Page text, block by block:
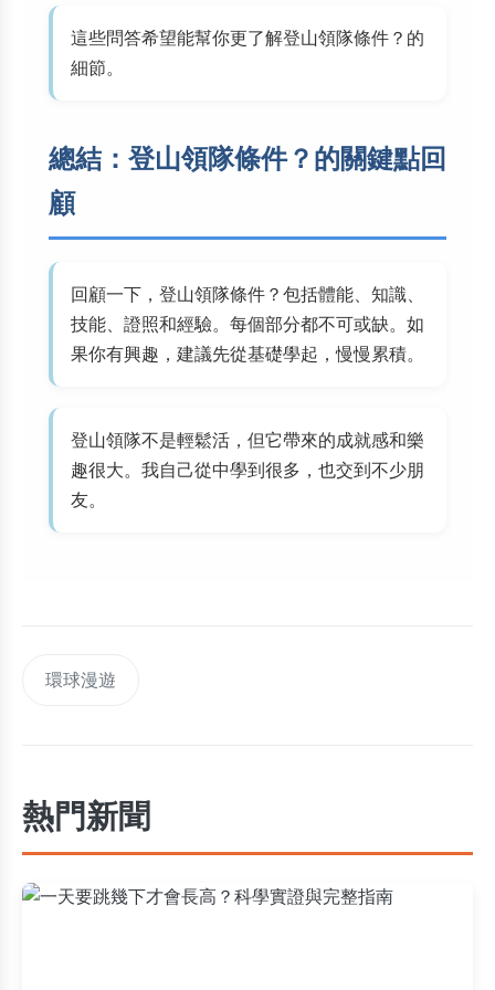
這些問答希望能幫你更了解登山領隊條件？的
細節。
總結：登山領隊條件？的關鍵點回
顧
回顧一下，登山領隊條件？包括體能、知識、
技能、證照和經驗。每個部分都不可或缺。如
果你有興趣，建議先從基礎學起，慢慢累積。
登山領隊不是輕鬆活，但它帶來的成就感和樂
趣很大。我自己從中學到很多，也交到不少朋
友。
環球漫遊
熱門新聞